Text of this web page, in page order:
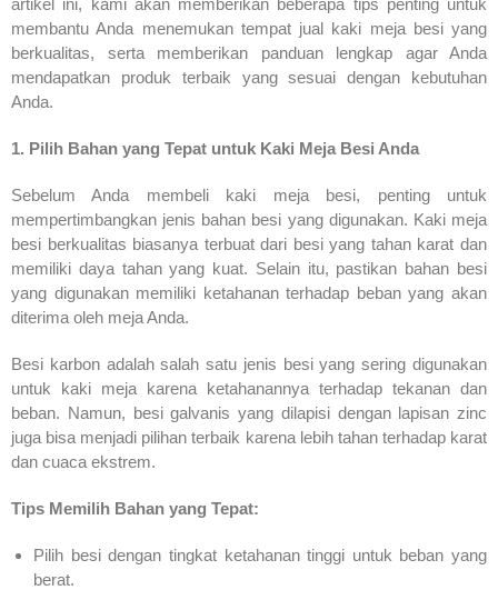
membantu Anda menemukan tempat jual kaki meja besi yang
berkualitas, serta memberikan panduan lengkap agar Anda
mendapatkan produk terbaik yang sesuai dengan kebutuhan
Anda.
1. Pilih Bahan yang Tepat untuk Kaki Meja Besi Anda
Sebelum Anda membeli kaki meja besi, penting untuk
mempertimbangkan jenis bahan besi yang digunakan. Kaki meja
besi berkualitas biasanya terbuat dari besi yang tahan karat dan
memiliki daya tahan yang kuat. Selain itu, pastikan bahan besi
yang digunakan memiliki ketahanan terhadap beban yang akan
diterima oleh meja Anda.
Besi karbon adalah salah satu jenis besi yang sering digunakan
untuk kaki meja karena ketahanannya terhadap tekanan dan
beban. Namun, besi galvanis yang dilapisi dengan lapisan zinc
juga bisa menjadi pilihan terbaik karena lebih tahan terhadap karat
dan cuaca ekstrem.
Tips Memilih Bahan yang Tepat:
Pilih besi dengan tingkat ketahanan tinggi untuk beban yang
berat.